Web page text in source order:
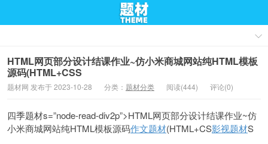
HTML网页部分设计结课作业~仿小米商城网站纯HTML模板
源码(HTML+CSS
题材网 发布于 2023-10-28 分类： 题材分类 阅读(444) 评论(0)
四季题材s=”node-read-div2p”>HTML网页部分设计结课作业~仿
小米商城网站纯HTML模板源码作文题材(HTML+CS影视题材S